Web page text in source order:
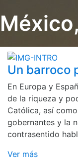
Un barroco
En Europa y
de la riqueza y
Católica, así
gobernantes y la
contrasentido
Ver más